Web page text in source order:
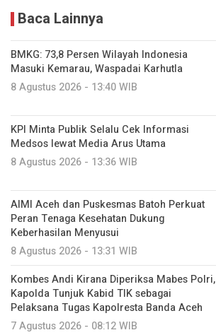
Baca Lainnya
BMKG: 73,8 Persen Wilayah Indonesia
Masuki Kemarau, Waspadai Karhutla
8 Agustus 2026 - 13:40 WIB
KPI Minta Publik Selalu Cek Informasi
Medsos lewat Media Arus Utama
8 Agustus 2026 - 13:36 WIB
AIMI Aceh dan Puskesmas Batoh Perkuat
Peran Tenaga Kesehatan Dukung
Keberhasilan Menyusui
8 Agustus 2026 - 13:31 WIB
Kombes Andi Kirana Diperiksa Mabes Polri,
Kapolda Tunjuk Kabid TIK sebagai
Pelaksana Tugas Kapolresta Banda Aceh
7 Agustus 2026 - 08:12 WIB